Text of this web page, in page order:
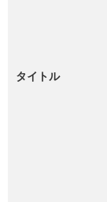
タイトル